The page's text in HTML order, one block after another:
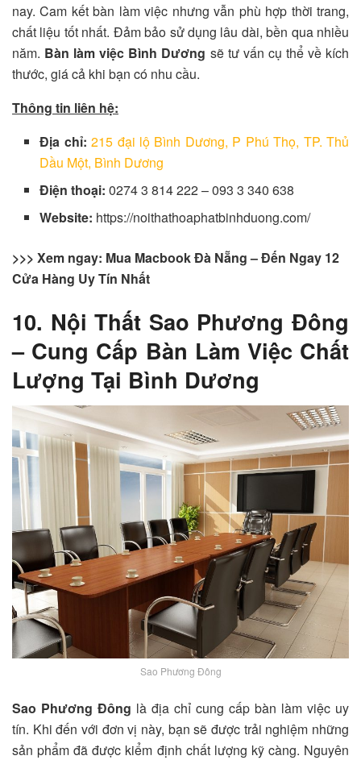
nay. Cam kết bàn làm việc nhưng vẫn phù hợp thời trang,
chất liệu tốt nhất. Đảm bảo sử dụng lâu dài, bền qua nhiều
năm. Bàn làm việc Bình Dương sẽ tư vấn cụ thể về kích
thước, giá cả khi bạn có nhu cầu.
Thông tin liên hệ:
Địa chỉ:215 đại lộ Bình Dương, P Phú Thọ, TP. Thủ
Dầu Một, Bình Dương
Điện thoại:0274 3 814 222 – 093 3 340 638
Website: https://noithathoaphatbinhduong.com/
>>> Xem ngay: Mua Macbook Đà Nẵng – Đến Ngay 12
Cửa Hàng Uy Tín Nhất
10. Nội Thất Sao Phương Đông
– Cung Cấp Bàn Làm Việc Chất
Lượng Tại Bình Dương
Sao Phương Đông
Sao Phương Đông là địa chỉ cung cấp bàn làm việc uy
tín. Khi đến với đơn vị này, bạn sẽ được trải nghiệm những
sản phẩm đã được kiểm định chất lượng kỹ càng. Nguyên